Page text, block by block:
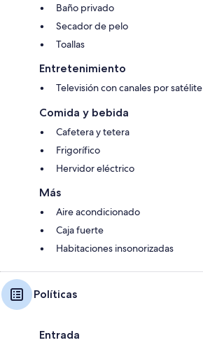
Baño privado
Secador de pelo
Toallas
Entretenimiento
Televisión con canales por satélite
Comida y bebida
Cafetera y tetera
Frigorífico
Hervidor eléctrico
Más
Aire acondicionado
Caja fuerte
Habitaciones insonorizadas
Políticas
Entrada